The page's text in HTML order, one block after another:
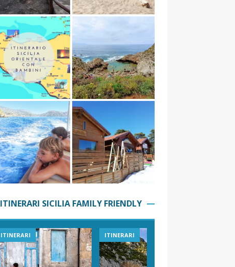
ITINERARI SICILIA FAMILY FRIENDLY
ITINERARI ITINERARI